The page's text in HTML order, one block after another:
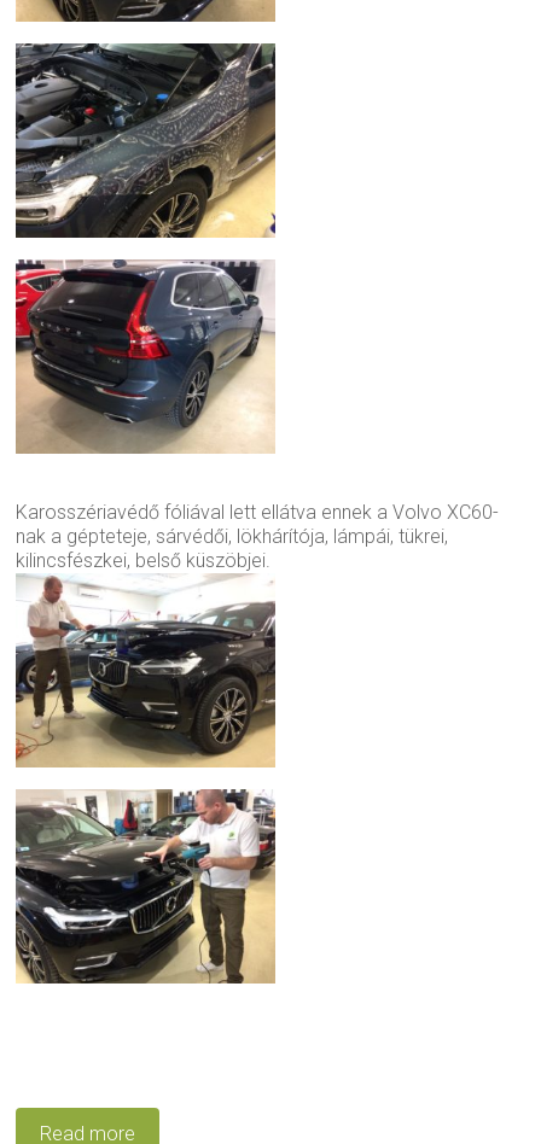
Karosszériavédő fóliával lett ellátva ennek a Volvo XC60-
nak a gépteteje, sárvédői, lökhárítója, lámpái, tükrei,
kilincsfészkei, belső küszöbjei.
Read more